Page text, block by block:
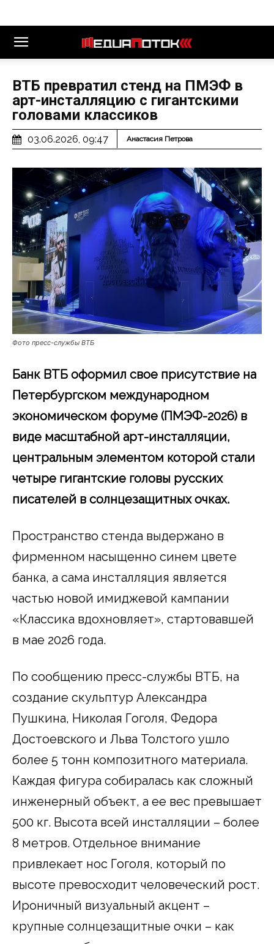
ВТБ превратил стенд на ПМЭФ в
арт-инсталляцию с гигантскими
головами классиков
03.06.2026, 09:47 Анастасия Петрова
Фото пресс-службы ВТБ
Банк ВТБ оформил свое присутствие на
Петербургском международном
экономическом форуме (ПМЭФ-2026) в
виде масштабной арт-инсталляции,
центральным элементом которой стали
четыре гигантские головы русских
писателей в солнцезащитных очках.
Пространство стенда выдержано в
фирменном насыщенно синем цвете
банка, а сама инсталляция является
частью новой имиджевой кампании
«Классика вдохновляет», стартовавшей
в мае 2026 года.
По сообщению пресс-службы ВТБ, на
создание скульптур Александра
Пушкина, Николая Гоголя, Федора
Достоевского и Льва Толстого ушло
более 5 тонн композитного материала.
Каждая фигура собиралась как сложный
инженерный объект, а ее вес превышает
500 кг. Высота всей инсталляции – более
8 метров. Отдельное внимание
привлекает нос Гоголя, который по
высоте превосходит человеческий рост.
Ироничный визуальный акцент –
крупные солнцезащитные очки – как